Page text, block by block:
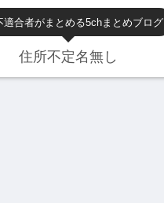
適合者がまとめる5chまとめブログ
住所不定名無し